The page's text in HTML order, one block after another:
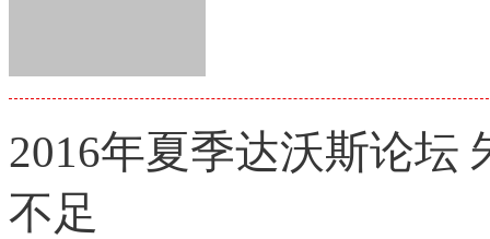
2016年夏季达沃斯论坛
不足